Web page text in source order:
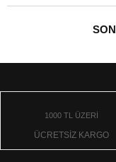
1000 TL ÜZERİ
ÜCRETSİZ KARGO